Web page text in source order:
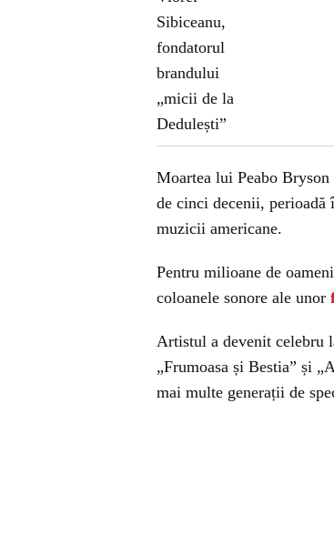
Moartea lui Peabo
de cinci decenii, perioadă
muzicii americane.
Pentru milioane de
coloanele sonore ale unor
Artistul a devenit celebru
„Frumoasa și Bestia” și
mai multe generații de